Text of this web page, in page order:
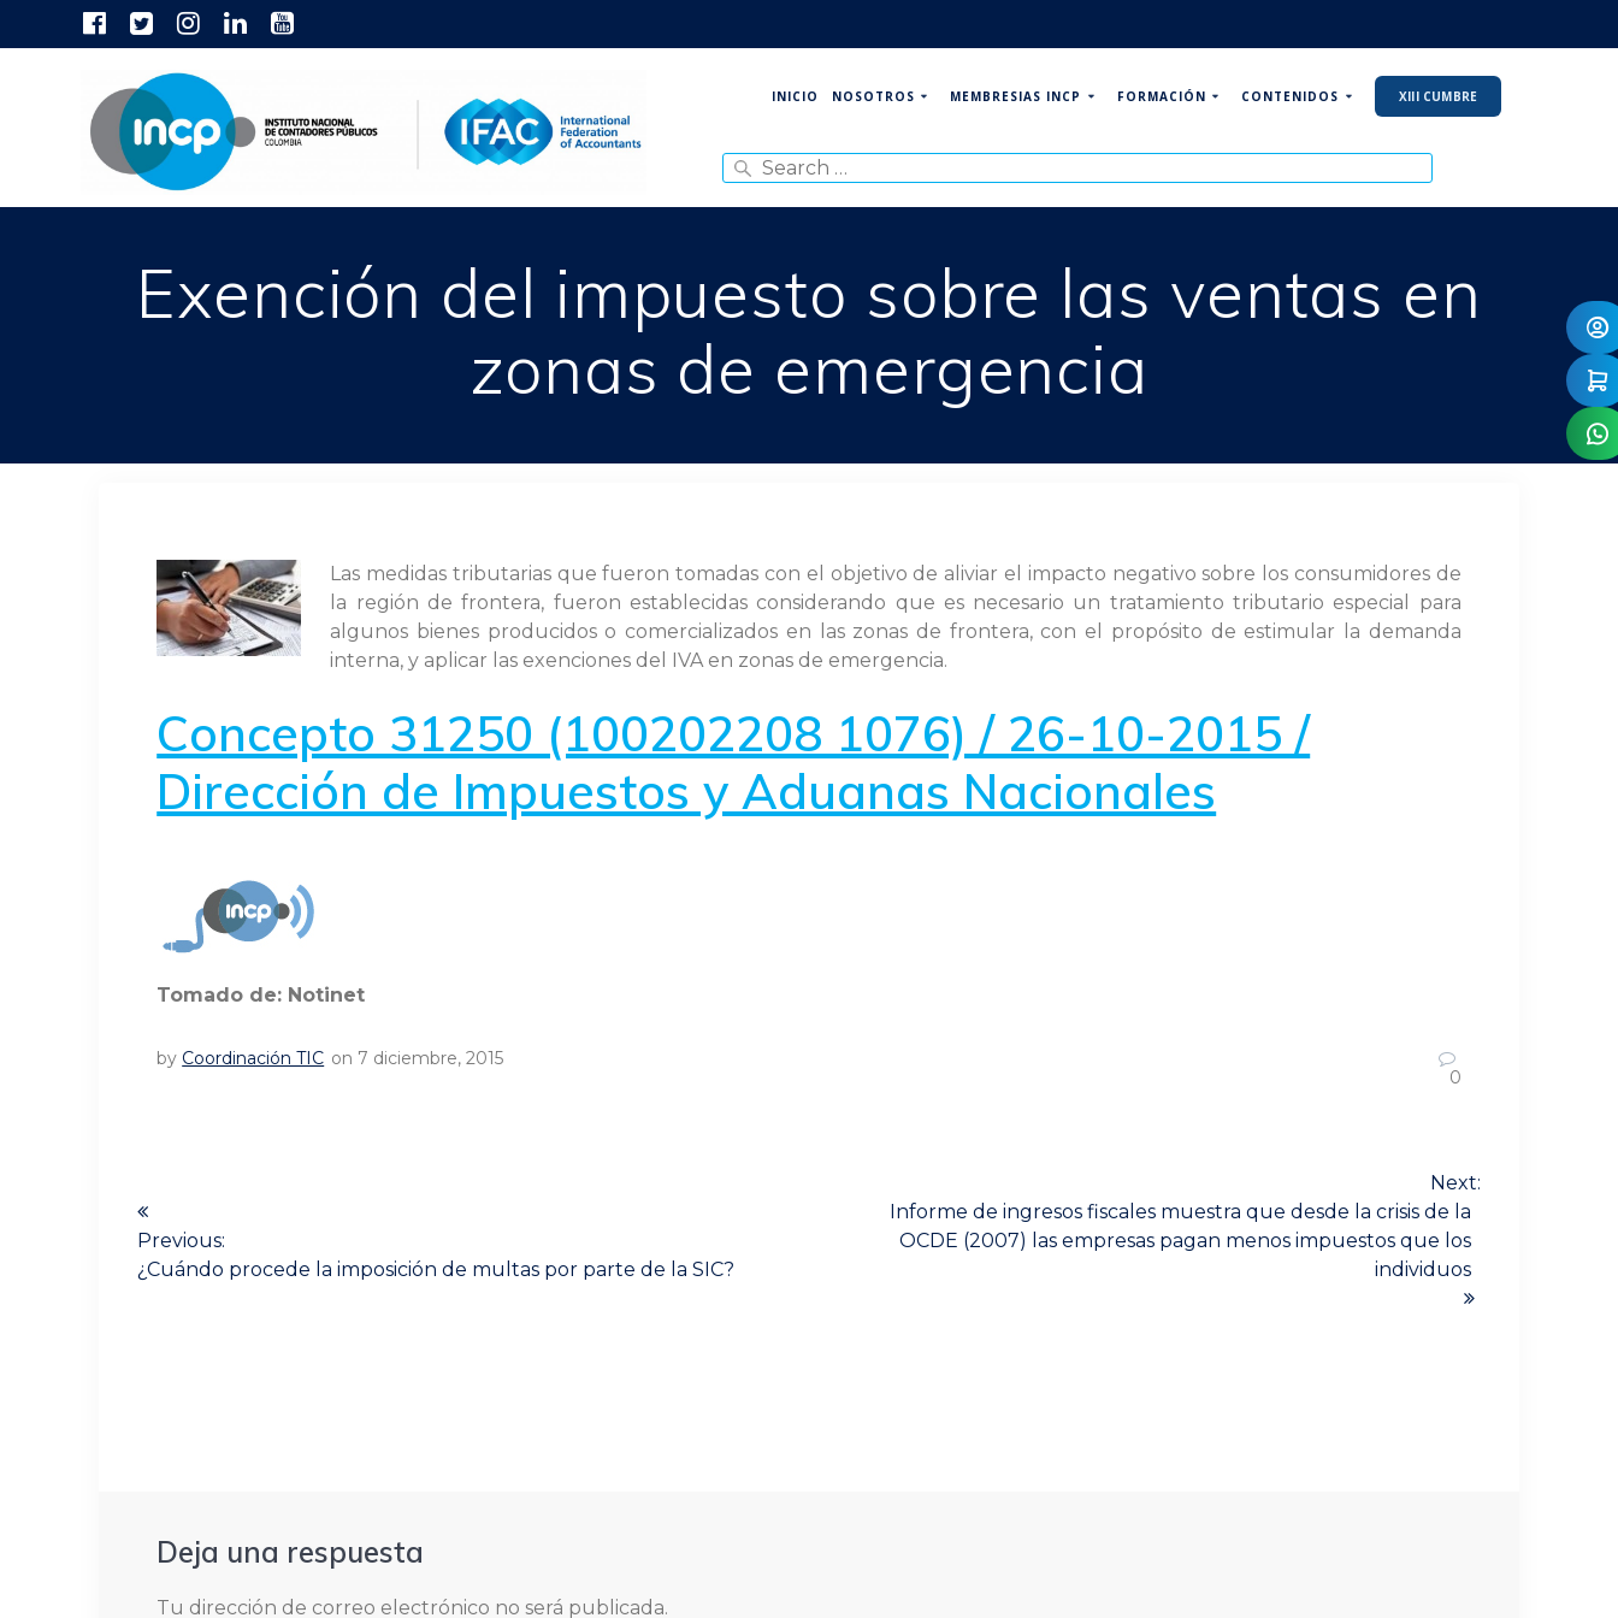
INICIO NOSOTROS MEMBRESIAS INCP FORMACIÓN CONTENIDOS XIII CUMBRE
for:
Exención del impuesto sobre las ventas en
zonas de emergencia
Las medidas tributarias que fueron tomadas con el objetivo de aliviar el impacto negativo sobre los consumidores de
la región de frontera, fueron establecidas considerando que es necesario un tratamiento tributario especial para
algunos bienes producidos o comercializados en las zonas de frontera, con el propósito de estimular la demanda
interna, y aplicar las exenciones del IVA en zonas de emergencia.
Concepto 31250 (100202208 1076) / 26-10-2015 /
Dirección de Impuestos y Aduanas Nacionales
Tomado de: Notinet
by Coordinación TIC on 7 diciembre, 2015
0
de
entradas
Previous:
Previous
¿Cuándo procede la imposición de multas por parte de la SIC?
Next:
Informe de ingresos fiscales muestra que desde la crisis de la
OCDE (2007) las empresas pagan menos impuestos que los
individuos
Deja una respuesta
Tu dirección de correo electrónico no será publicada.